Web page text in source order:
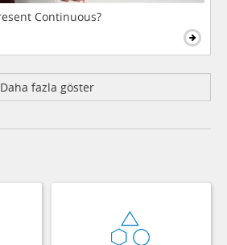
Continuous?
Daha fazla göster